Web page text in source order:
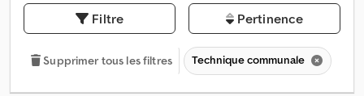
Filtre Pertinence
Supprimer tous les filtres Technique communale